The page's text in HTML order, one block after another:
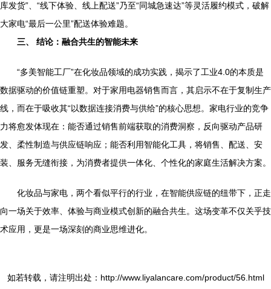
库发货”、“线下体验、线上配送”乃至“同城急速达”等灵活履约模式，破解
大家电“最后一公里”配送体验难题。
三、 结论：融合共生的智能未来
“多美智能工厂”在化妆品领域的成功实践，揭示了工业4.0的本质是
数据驱动的价值链重塑。对于家用电器销售而言，其启示不在于复制生产
线，而在于吸收其“以数据连接消费与供给”的核心思想。家电行业的竞争
力将愈发体现在：能否通过销售前端获取的消费洞察，反向驱动产品研
发、柔性制造与供应链响应；能否利用智能化工具，将销售、配送、安
装、服务无缝衔接，为消费者提供一体化、个性化的家庭生活解决方案。
化妆品与家电，两个看似平行的行业，在智能供应链的纽带下，正走
向一场关于效率、体验与商业模式创新的融合共生。这场变革不仅关乎技
术应用，更是一场深刻的商业思维进化。
如若转载，请注明出处：http://www.liyalancare.com/product/56.html